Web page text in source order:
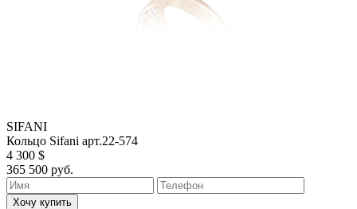
SIFANI
Кольцо Sifani арт.22-574
4 300 $
365 500 руб.
Хочу купить